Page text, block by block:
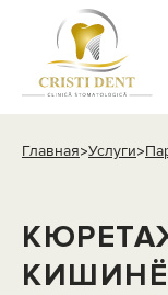
Главная>Услуги>